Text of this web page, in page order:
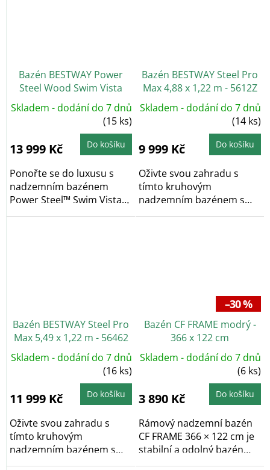
Bazén BESTWAY Power
Steel Wood Swim Vista
5,49 x 1,22 m - 56977
Skladem - dodání do 7 dnů
(15 ks)
13 999 Kč Do košíku
Ponořte se do luxusu s
nadzemním bazénem
Power Steel™ Swim Vista
od výrobce BESTWAY,...
Bazén BESTWAY Steel Pro
Max 4,88 x 1,22 m - 5612Z
Skladem - dodání do 7 dnů
(14 ks)
9 999 Kč Do košíku
Oživte svou zahradu s
tímto kruhovým
nadzemním bazénem s
konstrukcí o rozměrech
Bazén BESTWAY Steel Pro
Max 5,49 x 1,22 m - 56462
Skladem - dodání do 7 dnů
(16 ks)
11 999 Kč Do košíku
Oživte svou zahradu s
tímto kruhovým
nadzemním bazénem s
konstrukcí o rozměrech
–30 %
Bazén CF FRAME modrý -
366 x 122 cm
Skladem - dodání do 7 dnů
(6 ks)
3 890 Kč Do košíku
Rámový nadzemní bazén
CF FRAME 366 × 122 cm je
stabilní a odolný bazén
vhodný pro...